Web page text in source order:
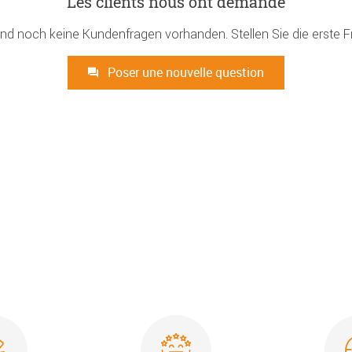
noch keine Kundenfragen vorhanden. Stellen Sie die erste
Poser une nouvelle question